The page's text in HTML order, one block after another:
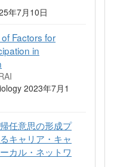
年7月10日
Factors for
in
2023年7月1
任意思の形成プ
キャリア・キャ
カル・ネットワ